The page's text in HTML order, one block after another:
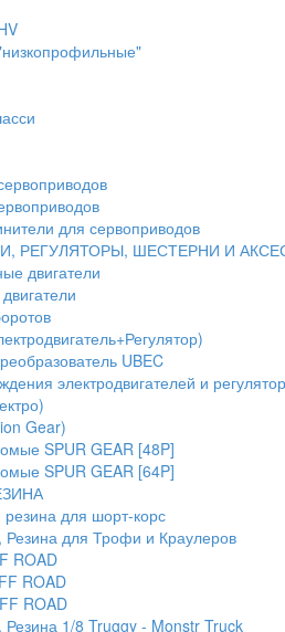
для сервоприводов
РЕГУЛЯТОРЫ, ШЕСТЕРНИ И
двигатели
UBEC
электродвигателей и
Gear)
SPUR GEAR [48P]
SPUR GEAR [64P]
резина для шорт-корс
Резина для Трофи и Краулеров
ROAD
ROAD
ROAD
Резина 1/8 Truggy - Monstr Truck